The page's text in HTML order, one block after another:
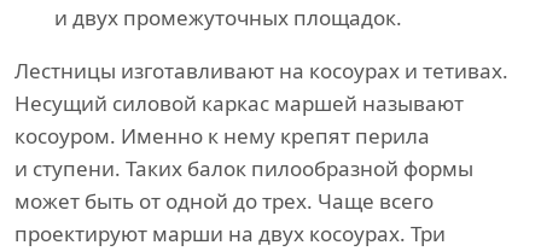
и двух промежуточных площадок.
Лестницы изготавливают на косоурах и тетивах.
Несущий силовой каркас маршей называют
косоуром. Именно к нему крепят перила
и ступени. Таких балок пилообразной формы
может быть от одной до трех. Чаще всего
проектируют марши на двух косоурах. Три